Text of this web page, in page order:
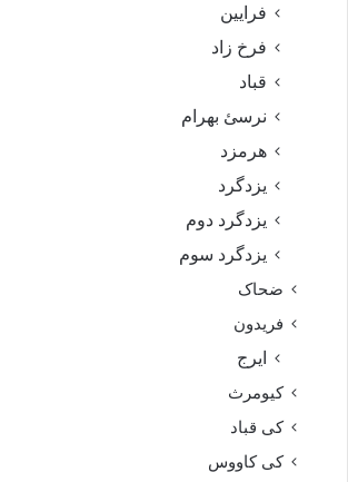
فرایین
فرخ زاد
قباد
نرسئ بهرام‏
هرمزد
یزدگرد
یزدگرد دوم
یزدگرد سوم
ضحاک
فریدون
ایرج
کیومرث
کی قباد
کی کاووس